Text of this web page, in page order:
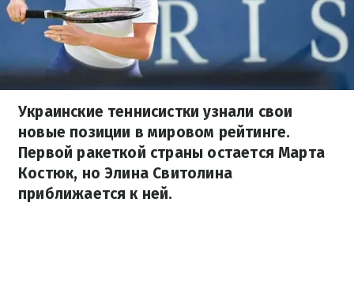
Украинские теннисистки узнали свои
новые позиции в мировом рейтинге.
Первой ракеткой страны остается Марта
Костюк, но Элина Свитолина
приближается к ней.